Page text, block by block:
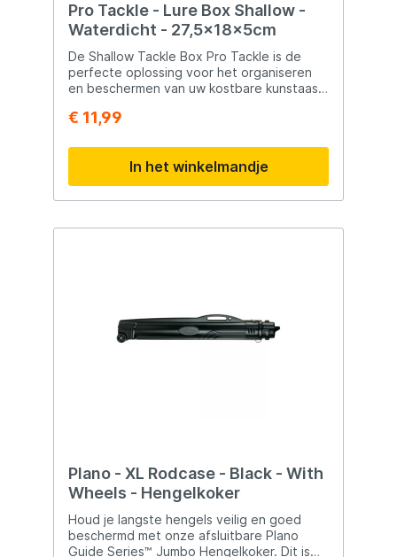
Pro Tackle - Lure Box Shallow -
Waterdicht - 27,5x18x5cm
De Shallow Tackle Box Pro Tackle is de
perfecte oplossing voor het organiseren
en beschermen van uw kostbare kunstaas.
deze tacklebox gemaakt van duurzaam
alleen een helder zicht op de inhoud, maar
ook effectieve UV-bescherming, waardoor
uw aas beschermd blijft tegen verkleuring
en zijn levendige kleuren behoudt. Deze
rubberen afdichting, waardoor uw inhoud
voor gebruik. Daarnaast zorgen vier
stevige scharniervergrendelingen - twee
aan de voorkant en
€ 11,99
In het winkelmandje
Plano - XL Rodcase - Black - With
Wheels - Hengelkoker
Houd je langste hengels veilig en goed
beschermd met onze afsluitbare Plano
Guide Series™ Jumbo Hengelkoker. Dit is